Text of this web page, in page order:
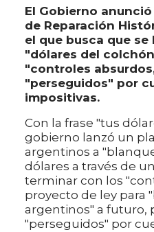
El Gobierno
de Reparación
el que busca que se
"dólares del
"controles
"perseguidos" por
impositivas.
Con la frase "tus
gobierno lanzó un
argentinos a
dólares a través de
terminar con los
proyecto de ley para
argentinos" a futuro,
"perseguidos" por